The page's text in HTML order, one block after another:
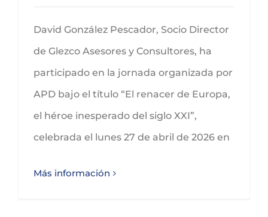
David González Pescador, Socio Director
de Glezco Asesores y Consultores, ha
participado en la jornada organizada por
APD bajo el título “El renacer de Europa,
el héroe inesperado del siglo XXI”,
celebrada el lunes 27 de abril de 2026 en
Más información